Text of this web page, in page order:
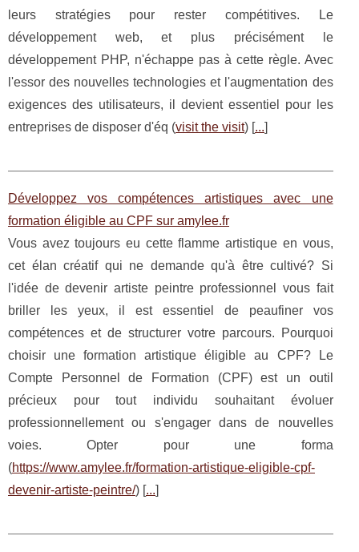
leurs stratégies pour rester compétitives. Le
développement web, et plus précisément le
développement PHP, n'échappe pas à cette règle. Avec
l'essor des nouvelles technologies et l'augmentation des
exigences des utilisateurs, il devient essentiel pour les
entreprises de disposer d'éq (visit the visit) [...]
Développez vos compétences artistiques avec une
formation éligible au CPF sur amylee.fr
Vous avez toujours eu cette flamme artistique en vous,
cet élan créatif qui ne demande qu'à être cultivé? Si
l'idée de devenir artiste peintre professionnel vous fait
briller les yeux, il est essentiel de peaufiner vos
compétences et de structurer votre parcours. Pourquoi
choisir une formation artistique éligible au CPF? Le
Compte Personnel de Formation (CPF) est un outil
précieux pour tout individu souhaitant évoluer
professionnellement ou s'engager dans de nouvelles
voies. Opter pour une forma
(https://www.amylee.fr/formation-artistique-eligible-cpf-
devenir-artiste-peintre/) [...]